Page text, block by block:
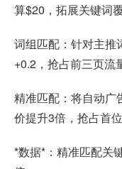
算$20，拓展关键词覆
词组匹配：针对主推
+0.2，抢占前三页流
精准匹配：将自动广
价提升3倍，抢占首位
*数据*：精准匹配关